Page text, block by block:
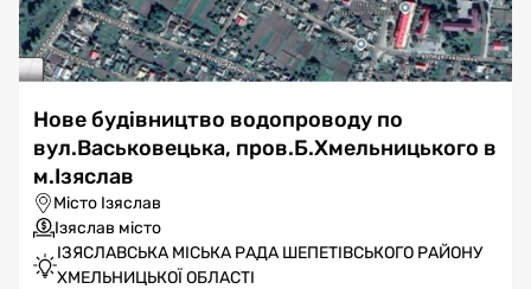
Нове будівництво водопроводу по
вул.Васьковецька, пров.Б.Хмельницького в
м.Ізяслав
Місто Ізяслав
Ізяслав місто
ІЗЯСЛАВСЬКА МІСЬКА РАДА ШЕПЕТІВСЬКОГО РАЙОНУ
ХМЕЛЬНИЦЬКОЇ ОБЛАСТІ